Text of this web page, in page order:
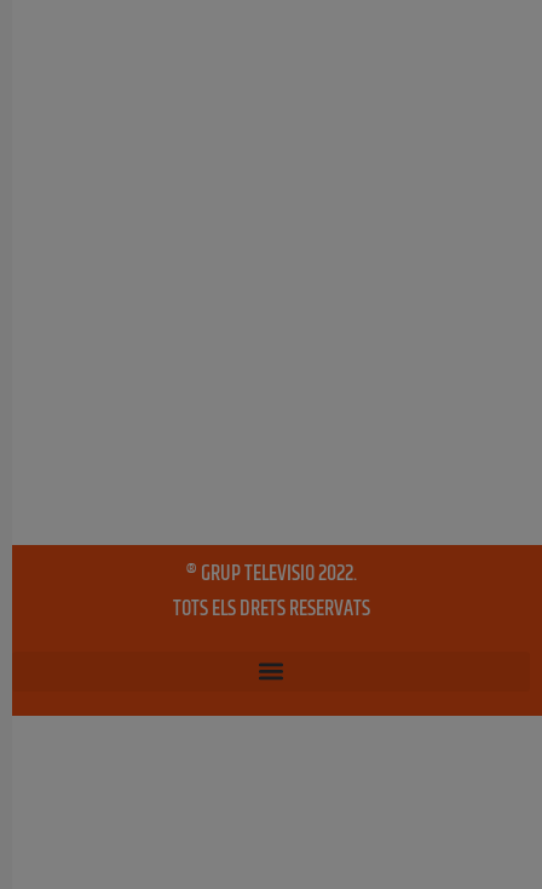
® GRUP TELEVISIO 2022.
TOTS ELS DRETS RESERVATS